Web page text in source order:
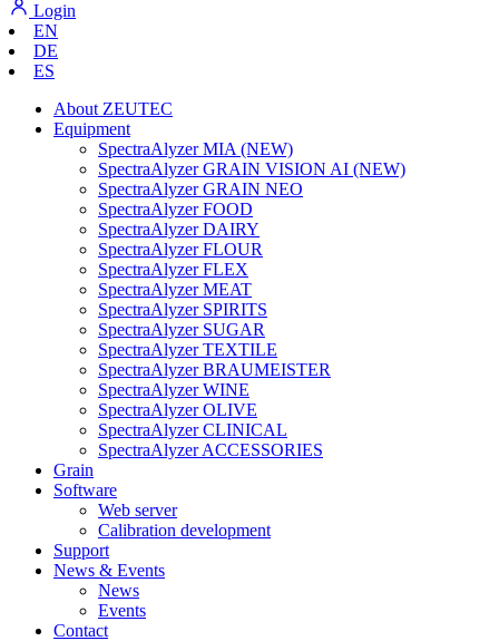
Login
EN
DE
ES
About ZEUTEC
Equipment
SpectraAlyzer MIA (NEW)
SpectraAlyzer GRAIN VISION AI (NEW)
SpectraAlyzer GRAIN NEO
SpectraAlyzer FOOD
SpectraAlyzer DAIRY
SpectraAlyzer FLOUR
SpectraAlyzer FLEX
SpectraAlyzer MEAT
SpectraAlyzer SPIRITS
SpectraAlyzer SUGAR
SpectraAlyzer TEXTILE
SpectraAlyzer BRAUMEISTER
SpectraAlyzer WINE
SpectraAlyzer OLIVE
SpectraAlyzer CLINICAL
SpectraAlyzer ACCESSORIES
Grain
Software
Web server
Calibration development
Support
News & Events
News
Events
Contact